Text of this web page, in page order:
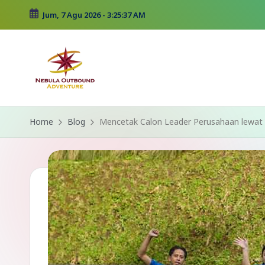
Skip
Jum, 7 Agu 2026- 3:25:37 AM
Home Blog Mencetak Calon Leader Perusahaan